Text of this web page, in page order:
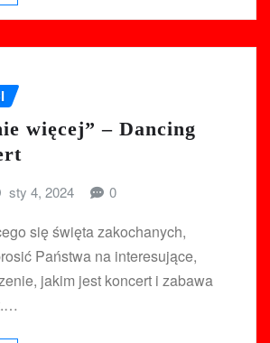
więcej” – Dancing
sty 4, 2024 0
się święta zakochanych,
Państwa na interesujące,
jakim jest koncert i zabawa